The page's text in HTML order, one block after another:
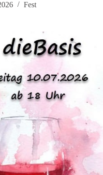
Fest